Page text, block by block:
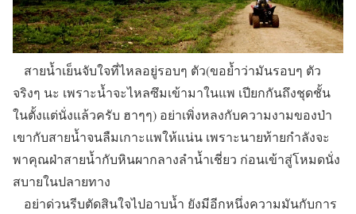
สายน้ำเย็นจับใจที่ไหลอยู่รอบๆ ตัว(ขอย้ำว่ามันรอบๆ ตัว
จริงๆ นะ เพราะน้ำจะไหลซึมเข้ามาในแพ เปียกกันถึงชุดชั้น
ในตั้งแต่นั่งแล้วครับ ฮาๆๆ) อย่าเพิ่งหลงกับความงามของป่า
เขากับสายน้ำจนลืมเกาะแพให้แน่น เพราะนายท้ายกำลังจะ
พาคุณฝ่าสายน้ำกับหินผากลางลำน้ำเชี่ยว ก่อนเข้าสู่โหมดนั่ง
สบายในปลายทาง
อย่าด่วนรีบตัดสินใจไปอาบน้ำ ยังมีอีกหนึ่งความมันกับการ